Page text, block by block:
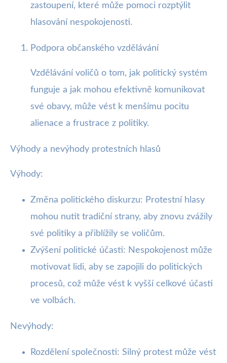
zastoupení, které může pomoci rozptýlit
hlasování nespokojenosti.
Podpora občanského vzdělávání
Vzdělávání voličů o tom, jak politický systém
funguje a jak mohou efektivně komunikovat
své obavy, může vést k menšímu pocitu
alienace a frustrace z politiky.
Výhody a nevýhody protestních hlasů
Výhody:
Změna politického diskurzu: Protestní hlasy
mohou nutit tradiční strany, aby znovu zvážily
své politiky a přiblížily se voličům.
Zvýšení politické účasti: Nespokojenost může
motivovat lidi, aby se zapojili do politických
procesů, což může vést k vyšší celkové účasti
ve volbách.
Nevýhody:
Rozdělení společnosti: Silný protest může vést